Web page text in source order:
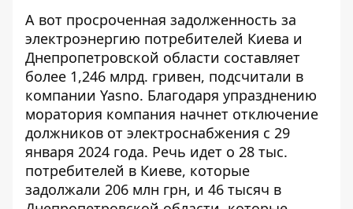
А вот просроченная задолженность за
электроэнергию потребителей Киева и
Днепропетровской области составляет
более 1,246 млрд. гривен, подсчитали в
компании Yasno. Благодаря упразднению
моратория компания начнет отключение
должников от электроснабжения с 29
января 2024 года. Речь идет о 28 тыс.
потребителей в Киеве, которые
задолжали 206 млн грн, и 46 тысяч в